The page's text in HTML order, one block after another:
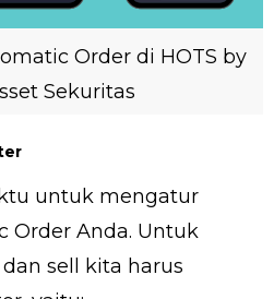
Order di HOTS by
Sekuritas
untuk mengatur
Order Anda. Untuk
sell kita harus